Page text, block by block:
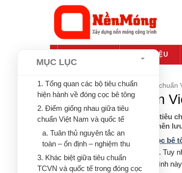
GIỚI THIỆU
Trang chủ»Tin tức»So sánh tiêu chuẩn
So sánh tiêu chuẩn
MỤC LỤC
1. Tổng quan các bộ tiêu chuẩn
hiện hành về đóng cọc bê tông
2. Điểm giống nhau giữa tiêu
chuẩn Việt Nam và quốc tế
a. Tuân thủ nguyên tắc an
toàn – ổn định – nghiệm thu
3. Khác biệt giữa tiêu chuẩn
TCVN và quốc tế trong đóng cọc
Tiêu chuẩn Việt Nam (TCVN) và tiêu
trình đóng cọc bê tông? Kỹ sư nên
Trong thi công nền móng,
đóng cọc bê
sâu hơn có khả năng chịu lực cao. Tuy
chất lượng và an toàn trong quá trình